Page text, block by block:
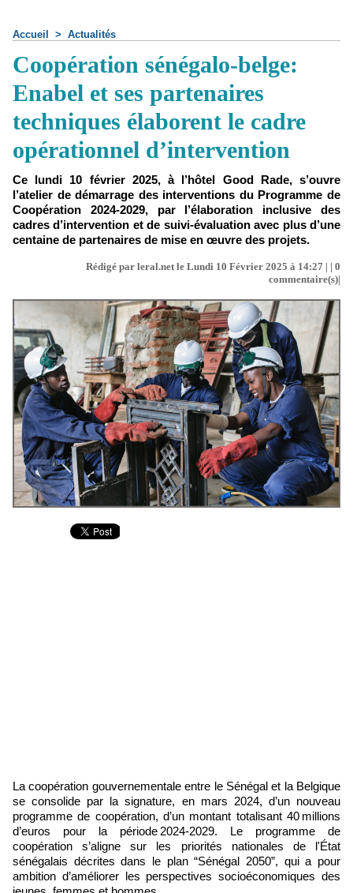
Accueil > Actualités
Coopération sénégalo-belge:
Enabel et ses partenaires
techniques élaborent le cadre
opérationnel d’intervention
Ce lundi 10 février 2025, à l’hôtel Good Rade, s’ouvre
l’atelier de démarrage des interventions du Programme de
Coopération 2024-2029, par l’élaboration inclusive des
cadres d’intervention et de suivi-évaluation avec plus d’une
centaine de partenaires de mise en œuvre des projets.
Rédigé par leral.net le Lundi 10 Février 2025 à 14:27 | | 0
commentaire(s)|
La coopération gouvernementale entre le Sénégal et la Belgique
se consolide par la signature, en mars 2024, d’un nouveau
programme de coopération, d’un montant totalisant 40 millions
d’euros pour la période 2024-2029. Le programme de
coopération s’aligne sur les priorités nationales de l'État
sénégalais décrites dans le plan “Sénégal 2050”, qui a pour
ambition d’améliorer les perspectives socioéconomiques des